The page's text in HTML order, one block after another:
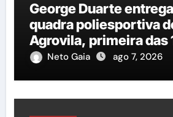
George Duarte
quadra poliesportiva
Agrovila, primeira das
estão em construção
Neto Gaia ago 7, 2026